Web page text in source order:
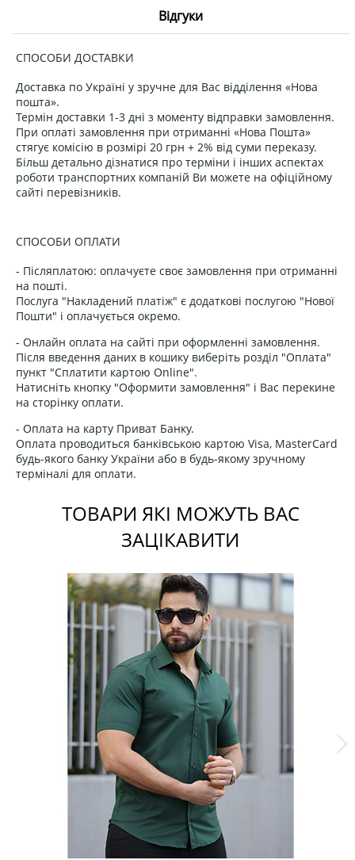
Відгуки
СПОСОБИ ДОСТАВКИ
Доставка по Україні у зручне для Вас відділення «Нова
пошта».
Термін доставки 1-3 дні з моменту відправки замовлення.
При оплаті замовлення при отриманні «Нова Пошта»
стягує комісію в розмірі 20 грн + 2% від суми переказу.
Більш детально дізнатися про терміни і інших аспектах
роботи транспортних компаній Ви можете на офіційному
сайті перевізників.
СПОСОБИ ОПЛАТИ
- Післяплатою: оплачуєте своє замовлення при отриманні
на пошті.
Послуга "Накладений платіж" є додаткові послугою "Нової
Пошти" і оплачується окремо.
- Онлайн оплата на сайті при оформленні замовлення.
Після введення даних в кошику виберіть розділ "Оплата"
пункт "Сплатити картою Online".
Натисніть кнопку "Оформити замовлення" і Вас перекине
на сторінку оплати.
- Оплата на карту Приват Банку.
Оплата проводиться банківською картою Visa, MasterCard
будь-якого банку України або в будь-якому зручному
терміналі для оплати.
ТОВАРИ ЯКІ МОЖУТЬ ВАС
ЗАЦІКАВИТИ